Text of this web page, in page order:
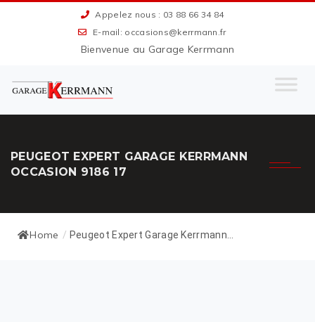
Appelez nous : 03 88 66 34 84
E-mail: occasions@kerrmann.fr
Bienvenue au Garage Kerrmann
PEUGEOT EXPERT GARAGE KERRMANN
OCCASION 9186 17
Home / Peugeot Expert Garage Kerrmann...